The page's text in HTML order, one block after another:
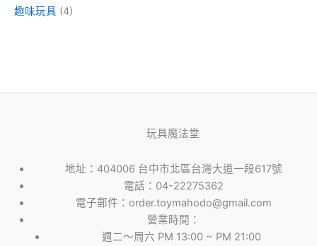
趣味玩具 (4)
玩具魔法堂
地址：404006 台中市北區台灣大道一段617號
電話：04-22275362
電子郵件：order.toymahodo@gmail.com
營業時間：
週二～周六 PM 13:00 ~ PM 21:00